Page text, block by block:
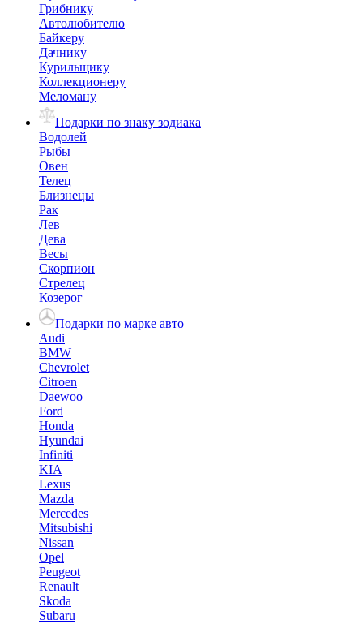
Грибнику
Автолюбителю
Байкеру
Дачнику
Курильщику
Коллекционеру
Меломану
Подарки по знаку зодиака
Водолей
Рыбы
Овен
Телец
Близнецы
Рак
Лев
Дева
Весы
Скорпион
Стрелец
Козерог
Подарки по марке авто
Audi
BMW
Chevrolet
Citroen
Daewoo
Ford
Honda
Hyundai
Infiniti
KIA
Lexus
Mazda
Mercedes
Mitsubishi
Nissan
Opel
Peugeot
Renault
Skoda
Subaru